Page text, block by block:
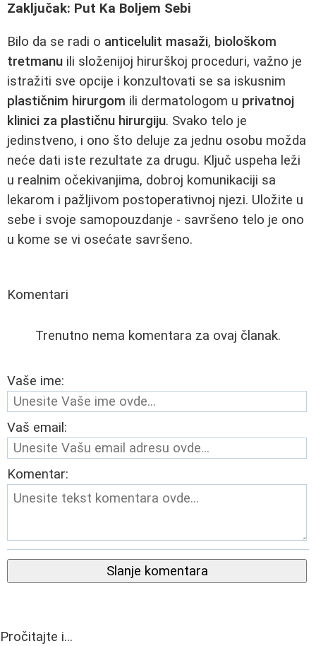
Zaključak: Put Ka Boljem Sebi
Bilo da se radi o anticelulit masaži, biološkom
tretmanu ili složenijoj hirurškoj proceduri, važno je
istražiti sve opcije i konzultovati se sa iskusnim
plastičnim hirurgom ili dermatologom u privatnoj
klinici za plastičnu hirurgiju. Svako telo je
jedinstveno, i ono što deluje za jednu osobu možda
neće dati iste rezultate za drugu. Ključ uspeha leži
u realnim očekivanjima, dobroj komunikaciji sa
lekarom i pažljivom postoperativnoj njezi. Uložite u
sebe i svoje samopouzdanje - savršeno telo je ono
u kome se vi osećate savršeno.
Komentari
Trenutno nema komentara za ovaj članak.
Vaše ime:
Vaš email:
Komentar:
Slanje komentara
Pročitajte i...